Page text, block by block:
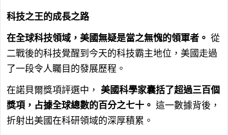
科技之王的成長之路
在全球科技領域，美國無疑是當之無愧的領軍者。 從
二戰後的科技覺醒到今天的科技霸主地位，美國走過
了一段令人矚目的發展歷程。
在諾貝爾獎項評選中， 美國科學家囊括了超過三百個
獎項，占據全球總數的百分之七十。 這一數據背後，
折射出美國在科研領域的深厚積累。